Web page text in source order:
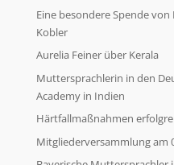
Eine besondere Spende
Kobler
Aurelia Feiner über Kerala
Muttersprachlerin in den
Academy in Indien
Härtfallmaßnahmen
Mitgliederversammlung am